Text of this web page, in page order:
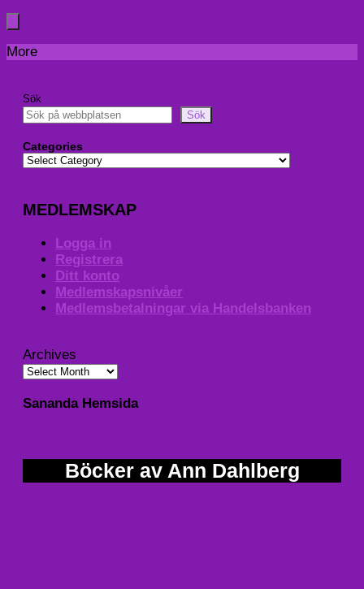
More
Sök
Sök
Categories
MEDLEMSKAP
Logga in
Registrera
Ditt konto
Medlemskapsnivåer
Medlemsbetalningar via Handelsbanken
Archives
Sananda Hemsida
Böcker av Ann Dahlberg